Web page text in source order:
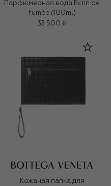
Парфюмерная вода Ecrin de
fumée (100ml)
33 500 ₽
Кожаная папка для